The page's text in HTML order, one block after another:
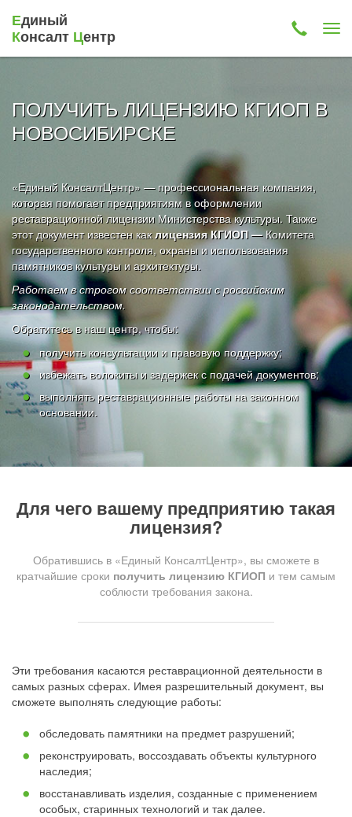
Единый
Консалт Центр
ПОЛУЧИТЬ ЛИЦЕНЗИЮ КГИОП В
НОВОСИБИРСКЕ
«Единый КонсалтЦентр» — профессиональная компания,
которая помогает предприятиям в оформлении
реставрационной лицензии Министерства культуры. Также
этот документ известен каклицензия КГИОП —Комитета
государственного контроля, охраны и использования
памятников культуры и архитектуры.
Работаем в строгом соответствии с российским
законодательством.
Обратитесь в наш центр, чтобы:
получить консультации и правовую поддержку;
избежать волокиты и задержек с подачей документов;
выполнять реставрационные работы на законном
основании.
Для чего вашему предприятию такая
лицензия?
Обратившись в «Единый КонсалтЦентр», вы сможете в
кратчайшие сроки получить лицензию КГИОП и тем самым
соблюсти требования закона.
Эти требования касаются реставрационной деятельности в
самых разных сферах. Имея разрешительный документ, вы
сможете выполнять следующие работы:
обследовать памятники на предмет разрушений;
реконструировать, воссоздавать объекты культурного
наследия;
восстанавливать изделия, созданные с применением
особых, старинных технологий и так далее.